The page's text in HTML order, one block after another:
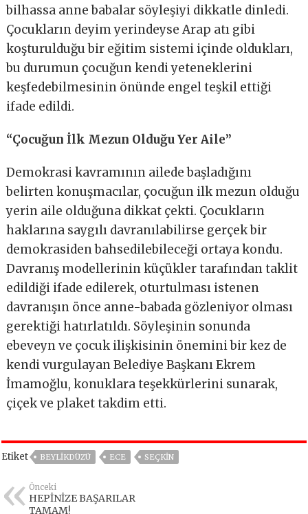
bilhassa anne babalar söyleşiyi dikkatle dinledi.
Çocukların deyim yerindeyse Arap atı gibi
koşturulduğu bir eğitim sistemi içinde oldukları,
bu durumun çocuğun kendi yeteneklerini
keşfedebilmesinin önünde engel teşkil ettiği
ifade edildi.
“Çocuğun İlk Mezun Olduğu Yer Aile”
Demokrasi kavramının ailede başladığını
belirten konuşmacılar, çocuğun ilk mezun olduğu
yerin aile olduğuna dikkat çekti. Çocukların
haklarına saygılı davranılabilirse gerçek bir
demokrasiden bahsedilebileceği ortaya kondu.
Davranış modellerinin küçükler tarafından taklit
edildiği ifade edilerek, oturtulması istenen
davranışın önce anne-babada gözleniyor olması
gerektiği hatırlatıldı. Söyleşinin sonunda
ebeveyn ve çocuk ilişkisinin önemini bir kez de
kendi vurgulayan Belediye Başkanı Ekrem
İmamoğlu, konuklara teşekkürlerini sunarak,
çiçek ve plaket takdim etti.
Etiket BEYLIKDÜZÜ ECE SEÇKİN
Önceki
HEPİNİZE BAŞARILAR
TAMAM!